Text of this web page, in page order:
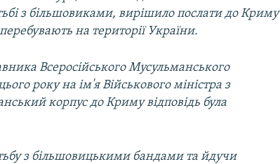
з більшовиками, вирішило послати до Криму
на території України.
Всеросійського Мусульманського
року на ім'я Військового міністра з
корпус до Криму відповідь була
з більшовицькими бандами та йдучи